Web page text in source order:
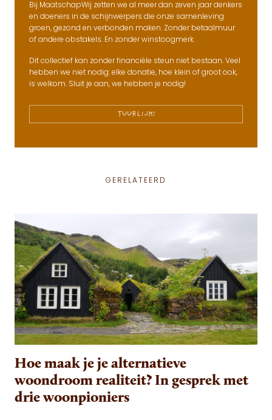
Bij MaatschapWij zetten we al meer dan zeven jaar denkers
en doeners in de schijnwerpers die onze samenleving
groen, gezond en verbonden maken. Zonder betaalmuur
of andere obstakels. En zonder winstoogmerk.
Dit collectief kan zonder financiële steun niet bestaan. Veel
hebben we niet nodig: elke donatie, hoe klein of groot ook,
is welkom. Sluit je aan, we hebben je nodig!
TUURLIJK!
GERELATEERD
Hoe maak je je alternatieve
woondroom realiteit? In gesprek met
drie woonpioniers